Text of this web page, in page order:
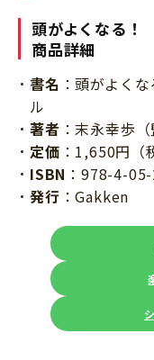
頭がよくなる！
商品詳細
書名 ：頭がよく
ル
著者 ：末永幸歩（
定価 ：1,650円（
ISBN ：978-4-
発行 ：Gakken